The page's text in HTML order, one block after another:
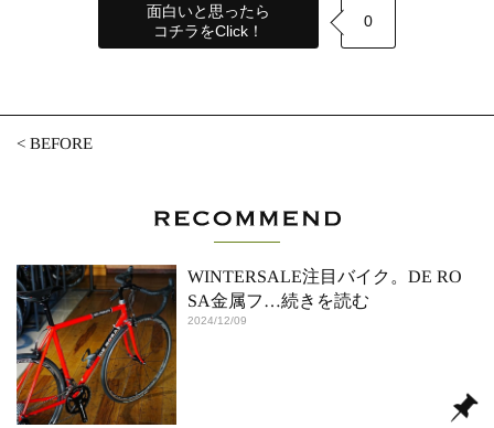
面白いと思ったら
コチラをClick！
0
<BEFORE
WINTERSALE注目バイク。DE RO
SA金属フ …続きを読む
2024/12/09